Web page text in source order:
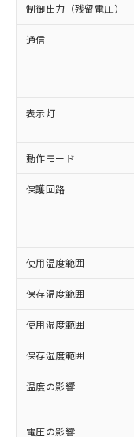
制御出力（残留電圧）
通信
表示灯
動作モード
保護回路
使用温度範囲
保存温度範囲
使用湿度範囲
保存湿度範囲
温度の影響
電圧の影響
ご利用
以下の条件
ご利用くだ
本サ
商品
(税抜)
当社
本サ
対応済み
非含有に対応
対応予定：
有に対応し
商品です。
対応予定な
非含有に非
調査・確認
非含有の対
商品です。
非該当品：
害物質有無
仕入先様の
いたものが
※1 中国
「○」：最大
基準値以下
「×」：最
基準値を超